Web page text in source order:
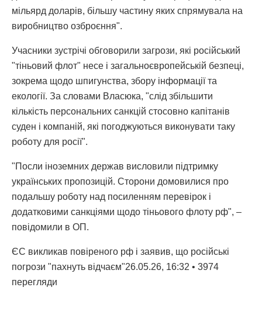
мільярд доларів, більшу частину яких спрямувала на
виробництво озброєння".
Учасники зустрічі обговорили загрози, які російський
"тіньовий флот" несе і загальноєвропейській безпеці,
зокрема щодо шпигунства, збору інформації та
екології. За словами Власюка, "слід збільшити
кількість персональних санкцій стосовно капітанів
суден і компаній, які погоджуються виконувати таку
роботу для росії".
"Посли іноземних держав висловили підтримку
українських пропозицій. Сторони домовилися про
подальшу роботу над посиленням перевірок і
додатковими санкціями щодо тіньового флоту рф", –
повідомили в ОП.
ЄС викликав повіреного рф і заявив, що російські
погрози "пахнуть відчаєм"26.05.26, 16:32 • 3974
перегляди